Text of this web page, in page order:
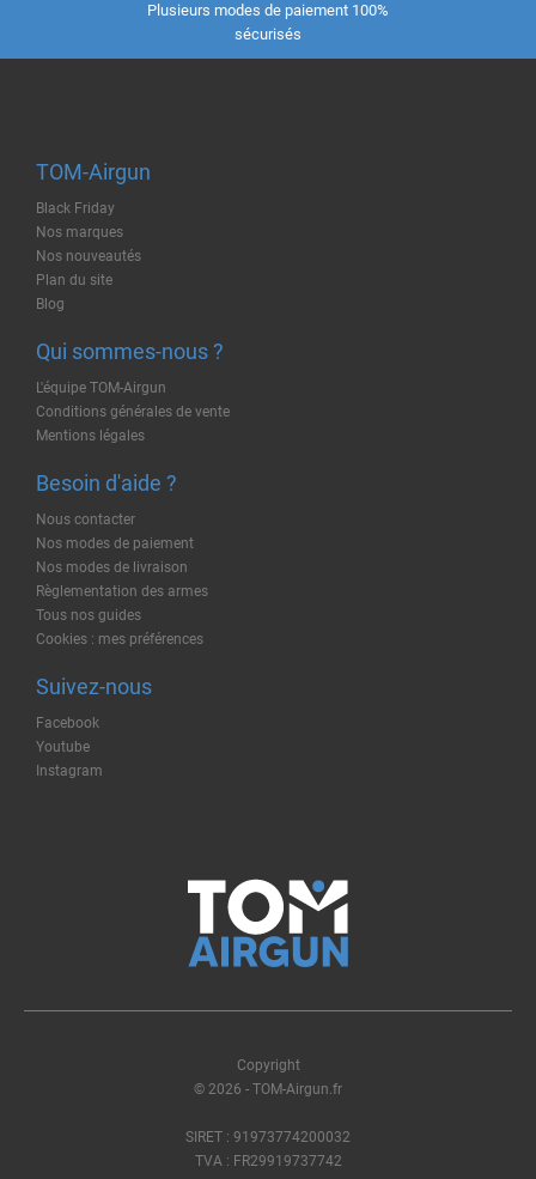
Plusieurs modes de paiement 100%
sécurisés
TOM-Airgun
Black Friday
Nos marques
Nos nouveautés
Plan du site
Blog
Qui sommes-nous ?
L'équipe TOM-Airgun
Conditions générales de vente
Mentions légales
Besoin d'aide ?
Nous contacter
Nos modes de paiement
Nos modes de livraison
Règlementation des armes
Tous nos guides
Cookies : mes préférences
Suivez-nous
Facebook
Youtube
Instagram
Copyright
© 2026 - TOM-Airgun.fr
SIRET : 91973774200032
TVA : FR29919737742